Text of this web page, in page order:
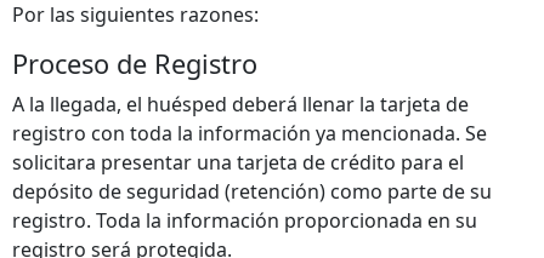
Por las siguientes razones:
Proceso de Registro
A la llegada, el huésped deberá llenar la tarjeta de
registro con toda la información ya mencionada. Se
solicitara presentar una tarjeta de crédito para el
depósito de seguridad (retención) como parte de su
registro. Toda la información proporcionada en su
registro será protegida.